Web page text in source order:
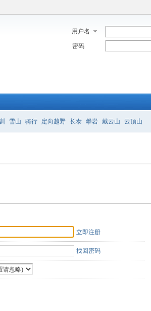
用户名
密码
雪山 骑行 定向越野 长泰 攀岩 戴云山 云顶山
立即注册
找回密码